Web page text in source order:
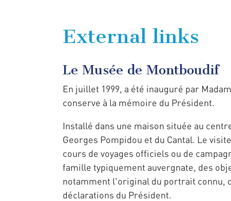
External links
Le Musée de Montboudif
En juillet 1999, a été inauguré par
conserve à la mémoire du Président.
Installé dans une maison située au
Georges Pompidou et du Cantal. Le
cours de voyages officiels ou de
famille typiquement auvergnate, des
notamment l'original du portrait connu,
déclarations du Président.